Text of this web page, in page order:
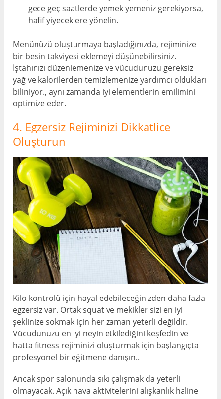
gece geç saatlerde yemek yemeniz gerekiyorsa,
hafif yiyeceklere yönelin.
Menünüzü oluşturmaya başladığınızda, rejiminize
bir besin takviyesi eklemeyi düşünebilirsiniz.
İştahınızı düzenlemenize ve vücudunuzu gereksiz
yağ ve kalorilerden temizlemenize yardımcı oldukları
biliniyor., aynı zamanda iyi elementlerin emilimini
optimize eder.
4. Egzersiz Rejiminizi Dikkatlice
Oluşturun
Kilo kontrolü için hayal edebileceğinizden daha fazla
egzersiz var. Ortak squat ve mekikler sizi en iyi
şeklinize sokmak için her zaman yeterli değildir.
Vücudunuzu en iyi neyin etkilediğini keşfedin ve
hatta fitness rejiminizi oluşturmak için başlangıçta
profesyonel bir eğitmene danışın..
Ancak spor salonunda sıkı çalışmak da yeterli
olmayacak. Açık hava aktivitelerini alışkanlık haline